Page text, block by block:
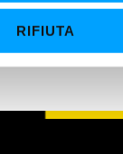
RIFIUTA